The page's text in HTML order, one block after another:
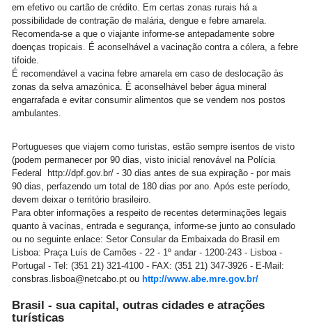
em efetivo ou cartão de crédito. Em certas zonas rurais há a
possibilidade de contração de malária, dengue e febre amarela.
Recomenda-se a que o viajante informe-se antepadamente sobre
doenças tropicais. É aconselhável a vacinação contra a cólera, a febre
tifoide.
É recomendável a vacina febre amarela em caso de deslocação às
zonas da selva amazónica. É aconselhável beber água mineral
engarrafada e evitar consumir alimentos que se vendem nos postos
ambulantes.
Portugueses que viajem como turistas, estão sempre isentos de visto
(podem permanecer por 90 dias, visto inicial renovável na Polícia
Federal http://dpf.gov.br/ - 30 dias antes de sua expiração - por mais
90 dias, perfazendo um total de 180 dias por ano. Após este período,
devem deixar o território brasileiro.
Para obter informações a respeito de recentes determinações legais
quanto à vacinas, entrada e segurança, informe-se junto ao consulado
ou no seguinte enlace: Setor Consular da Embaixada do Brasil em
Lisboa: Praça Luís de Camões - 22 - 1º andar - 1200-243 - Lisboa -
Portugal - Tel: (351 21) 321-4100 - FAX: (351 21) 347-3926 - E-Mail:
consbras.lisboa@netcabo.pt ou http://www.abe.mre.gov.br/
Brasil - sua capital, outras cidades e atrações
turísticas